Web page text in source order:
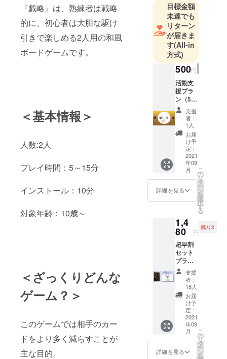
『戯略』は、熟練者は戦略
的に、初心者は大胆な駆け
引きで楽しめる2人用の和風
ボードゲームです。
＜基本情報＞
人数:2人
プレイ時間：5～15分
インストール：10分
対象年齢：10歳～
＜ざっくりどんな
ゲーム？＞
このゲームでは相手のカー
ドをより多く減らすことが
主な目的。
目標金額
未達でも
リターン
が届きま
す(All-in
方式)
500円
活動支
援プラ
ン（500
円） リ
ター
ン：お
礼の
メール
＆クレ
ジット
として
ハンド
ルネー
ム
orTwitte
rアカウ
お名前
を公式
HPにて
掲載。
応援し
てくだ
さった
方々に
お礼の
メール
を送ら
せてい
ただき
ます。
加え
て、戯
略制作
支援
者：
1人
お届
け予
定：
2021
年09
月
詳細を見る
こ
の
リ
タ
ー
ン
を
選
択
す
る
1,4
80 円
残り2
超早割
セット
プラ
ン。ク
ラウド
ファン
ディン
グ限定
超特価
で500円
OFF！
（1,480
円） リ
ター
支援
者：
18人
お届
け予
定：
2021
年09
月
詳細を見る
こ
の
リ
タ
ー
ン
を